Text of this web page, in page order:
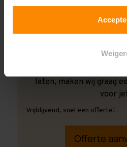
laten, maken wij graag
voor je!
Vrijblijvend, snel een offerte!
Offerte